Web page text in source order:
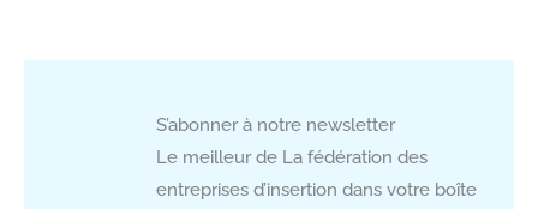
S’abonner à notre newsletter
Le meilleur de La fédération des
entreprises d’insertion dans votre boîte